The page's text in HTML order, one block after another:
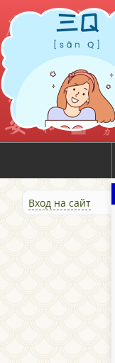
Вход на сайт